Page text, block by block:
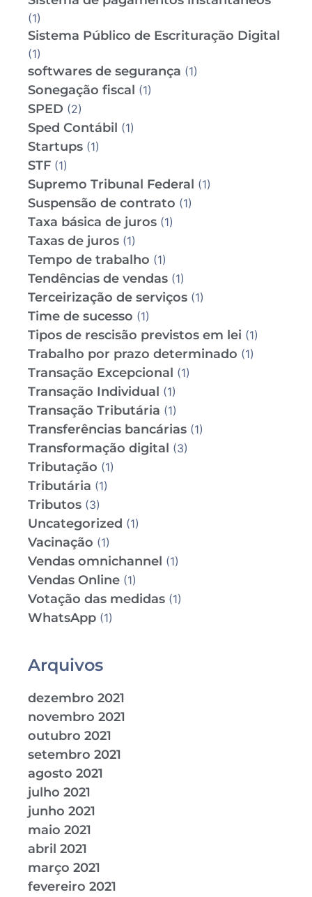
(1)
Sistema Público de Escrituração Digital
(1)
softwares de segurança (1)
Sonegação fiscal (1)
SPED (2)
Sped Contábil (1)
Startups (1)
STF (1)
Supremo Tribunal Federal (1)
Suspensão de contrato (1)
Taxa básica de juros (1)
Taxas de juros (1)
Tempo de trabalho (1)
Tendências de vendas (1)
Terceirização de serviços (1)
Time de sucesso (1)
Tipos de rescisão previstos em lei (1)
Trabalho por prazo determinado (1)
Transação Excepcional (1)
Transação Individual (1)
Transação Tributária (1)
Transferências bancárias (1)
Transformação digital (3)
Tributação (1)
Tributária (1)
Tributos (3)
Uncategorized (1)
Vacinação (1)
Vendas omnichannel (1)
Vendas Online (1)
Votação das medidas (1)
WhatsApp (1)
Arquivos
dezembro 2021
novembro 2021
outubro 2021
setembro 2021
agosto 2021
julho 2021
junho 2021
maio 2021
abril 2021
março 2021
fevereiro 2021